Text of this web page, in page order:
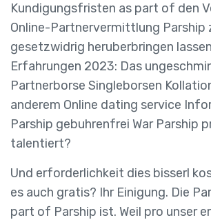
Kundigungsfristen as part of den
Online-Partnervermittlung Parship
gesetzwidrig heruberbringen
Erfahrungen 2023: Das
Partnerborse Singleborsen
anderem Online dating service
Parship gebuhrenfrei War Parship
talentiert?
Und erforderlichkeit dies bisserl
es auch gratis? Ihr Einigung. Die
part of Parship ist. Weil pro unser